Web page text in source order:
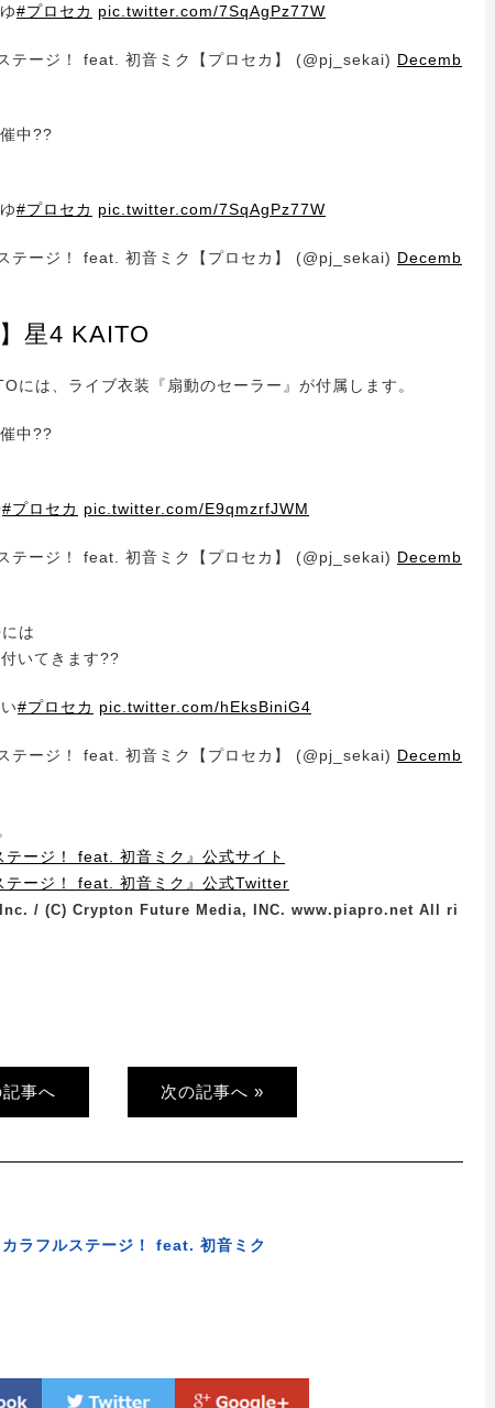
#プロセカ pic.twitter.com/7SqAgPz77W
テージ！ feat. 初音ミク【プロセカ】 (@pj_sekai) Decemb
中??
#プロセカ pic.twitter.com/7SqAgPz77W
テージ！ feat. 初音ミク【プロセカ】 (@pj_sekai) Decemb
星4 KAITO
は、ライブ衣装『扇動のセーラー』が付属します。
中??
#プロセカ pic.twitter.com/E9qmzrfJWM
テージ！ feat. 初音ミク【プロセカ】 (@pj_sekai) Decemb
は
いてきます??
#プロセカ pic.twitter.com/hEksBiniG4
テージ！ feat. 初音ミク【プロセカ】 (@pj_sekai) Decemb
テージ！ feat. 初音ミク』公式サイト
テージ！ feat. 初音ミク』公式Twitter
/ (C) Crypton Future Media, INC. www.piapro.net All ri
事へ 次の記事へ »
ラフルステージ！ feat. 初音ミク